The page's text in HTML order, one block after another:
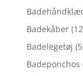
Badekåber
Badelegetøj
Badeponchos